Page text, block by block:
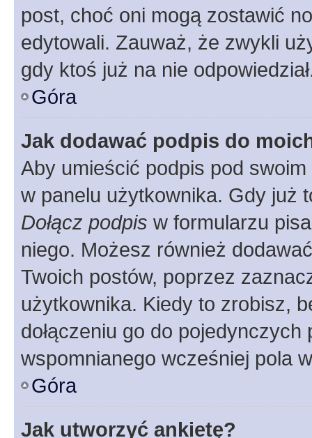
post, choć oni mogą zostawić
edytowali. Zauważ, że zwykli
gdy ktoś już na nie
Góra
Jak dodawać podpis do
Aby umieścić podpis pod
w panelu użytkownika. Gdy już
Dołącz podpis w formularzu
niego. Możesz również
Twoich postów, poprzez
użytkownika. Kiedy to zrobisz,
dołączeniu go do
wspomnianego wcześniej pola
Góra
Jak utworzyć ankietę?